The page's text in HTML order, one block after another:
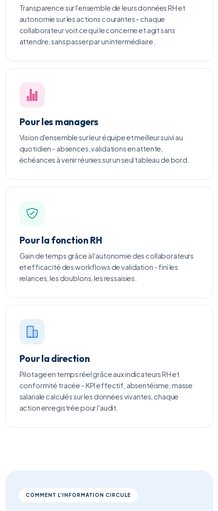
Transparence sur l'ensemble de leurs données RH et
autonomie sur les actions courantes - chaque
collaborateur voit ce qui le concerne et agit sans
attendre, sans passer par un intermédiaire.
Pour les managers
Vision d'ensemble sur leur équipe et meilleur suivi au
quotidien - absences, validations en attente,
échéances à venir réunies sur un seul tableau de bord.
Pour la fonction RH
Gain de temps grâce à l'autonomie des collaborateurs
et efficacité des workflows de validation - fini les
relances, les doublons, les ressaisies.
Pour la direction
Pilotage en temps réel grâce aux indicateurs RH et
conformité tracée - KPI effectif, absentéisme, masse
salariale calculés sur les données vivantes, chaque
action enregistrée pour l'audit.
COMMENT L'INFORMATION CIRCULE